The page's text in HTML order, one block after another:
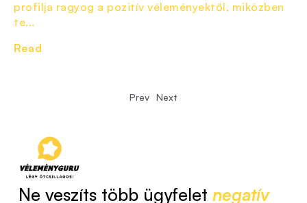
profilja ragyog a pozitív véleményektől, miközben
te...
Read
Prev Next
Ne veszíts több ügyfelet negatív